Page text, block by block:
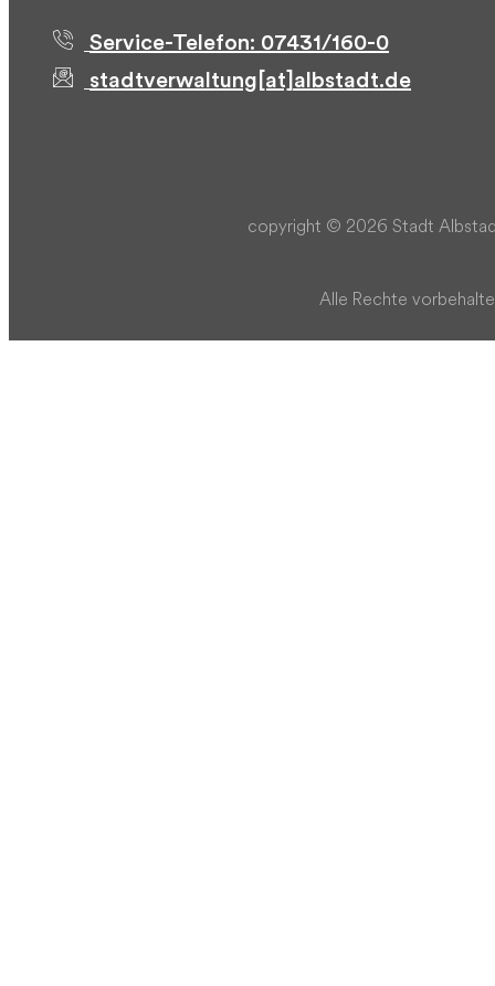
Service-Telefon: 07431/160-0
stadtverwaltung[at]albstadt.de
copyright © 2026 Stadt
Alle Rechte